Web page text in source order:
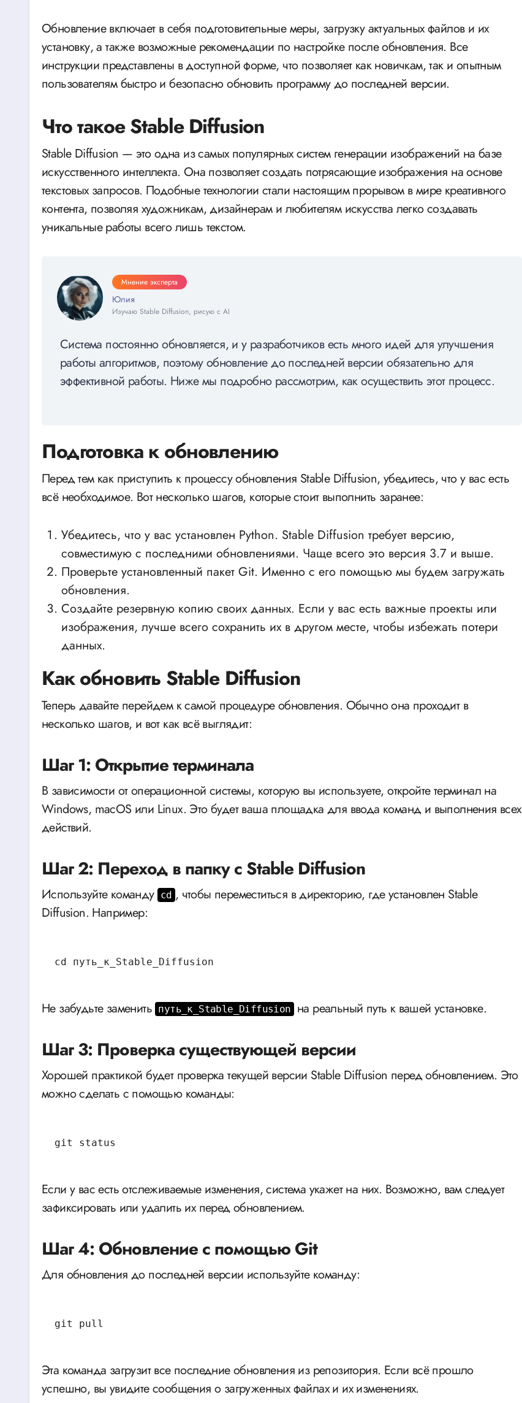
Обновление включает в себя подготовительные меры, загрузку актуальных файлов и их
установку, а также возможные рекомендации по настройке после обновления. Все
инструкции представлены в доступной форме, что позволяет как новичкам, так и опытным
пользователям быстро и безопасно обновить программу до последней версии.
Что такое Stable Diffusion
Stable Diffusion — это одна из самых популярных систем генерации изображений на базе
искусственного интеллекта. Она позволяет создать потрясающие изображения на основе
текстовых запросов. Подобные технологии стали настоящим прорывом в мире креативного
контента, позволяя художникам, дизайнерам и любителям искусства легко создавать
уникальные работы всего лишь текстом.
Мнение эксперта
Юлия
Изучаю Stable Diffusion, рисую с AI
Система постоянно обновляется, и у разработчиков есть много идей для улучшения
работы алгоритмов, поэтому обновление до последней версии обязательно для
эффективной работы. Ниже мы подробно рассмотрим, как осуществить этот процесс.
Подготовка к обновлению
Перед тем как приступить к процессу обновления Stable Diffusion, убедитесь, что у вас есть
всё необходимое. Вот несколько шагов, которые стоит выполнить заранее:
Убедитесь, что у вас установлен Python. Stable Diffusion требует версию,
совместимую с последними обновлениями. Чаще всего это версия 3.7 и выше.
Проверьте установленный пакет Git. Именно с его помощью мы будем загружать
обновления.
Создайте резервную копию своих данных. Если у вас есть важные проекты или
изображения, лучше всего сохранить их в другом месте, чтобы избежать потери
данных.
Как обновить Stable Diffusion
Теперь давайте перейдем к самой процедуре обновления. Обычно она проходит в
несколько шагов, и вот как всё выглядит:
Шаг 1: Открытие терминала
В зависимости от операционной системы, которую вы используете, откройте терминал на
Windows, macOS или Linux. Это будет ваша площадка для ввода команд и выполнения всех
действий.
Шаг 2: Переход в папку с Stable Diffusion
Используйте команду cd , чтобы переместиться в директорию, где установлен Stable
Diffusion. Например:
cd путь_к_Stable_Diffusion
Не забудьте заменить путь_к_Stable_Diffusion на реальный путь к вашей установке.
Шаг 3: Проверка существующей версии
Хорошей практикой будет проверка текущей версии Stable Diffusion перед обновлением. Это
можно сделать с помощью команды:
git status
Если у вас есть отслеживаемые изменения, система укажет на них. Возможно, вам следует
зафиксировать или удалить их перед обновлением.
Шаг 4: Обновление с помощью Git
Для обновления до последней версии используйте команду:
git pull
Эта команда загрузит все последние обновления из репозитория. Если всё прошло
успешно, вы увидите сообщения о загруженных файлах и их изменениях.